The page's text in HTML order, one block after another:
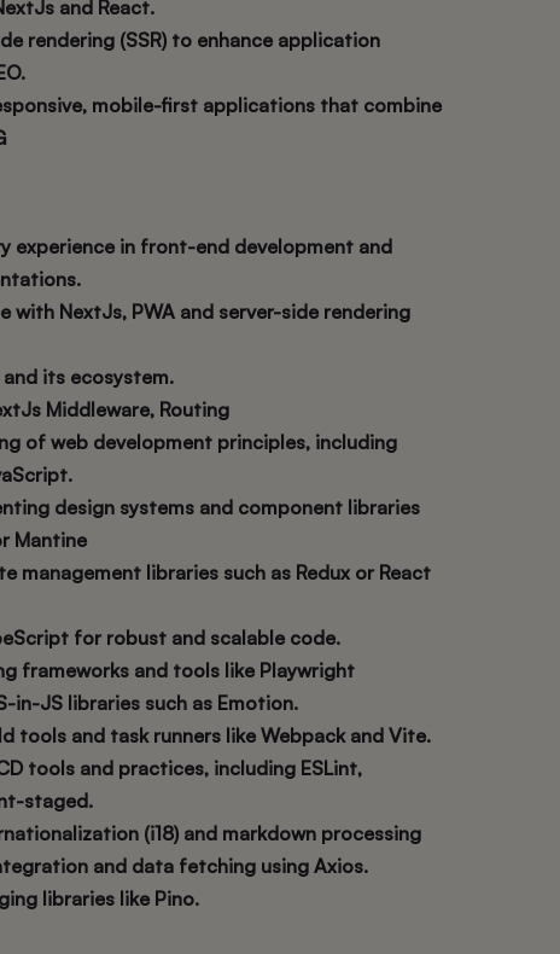
and React.
rendering (SSR) to enhance application
mobile-first applications that combine
experience in front-end development and
with NextJs, PWA and server-side rendering
its ecosystem.
Middleware, Routing
of web development principles, including
design systems and component libraries
Mantine
management libraries such as Redux or React
for robust and scalable code.
frameworks and tools like Playwright
in-JS libraries such as Emotion.
tools and task runners like Webpack and Vite.
tools and practices, including ESLint,
staged.
(i18) and markdown processing
and data fetching using Axios.
libraries like Pino.